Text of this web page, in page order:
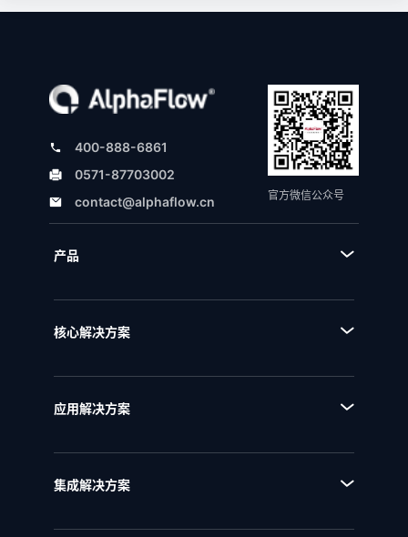
400-888-6861
0571-87703002
contact@alphaflow.cn
官方微信公众号
产品
■ BPI流程挖掘分析平台
■ BPE流程引擎
核心解决方案
■ 流程资产管理
■ 流程运行和自动化
应用解决方案
■ IPD研发项目管理
集成解决方案